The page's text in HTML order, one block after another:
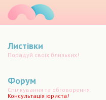
Листівки
Порадуй своїх близьких!
Форум
Спілкування та обговорення.
Консультація юриста!